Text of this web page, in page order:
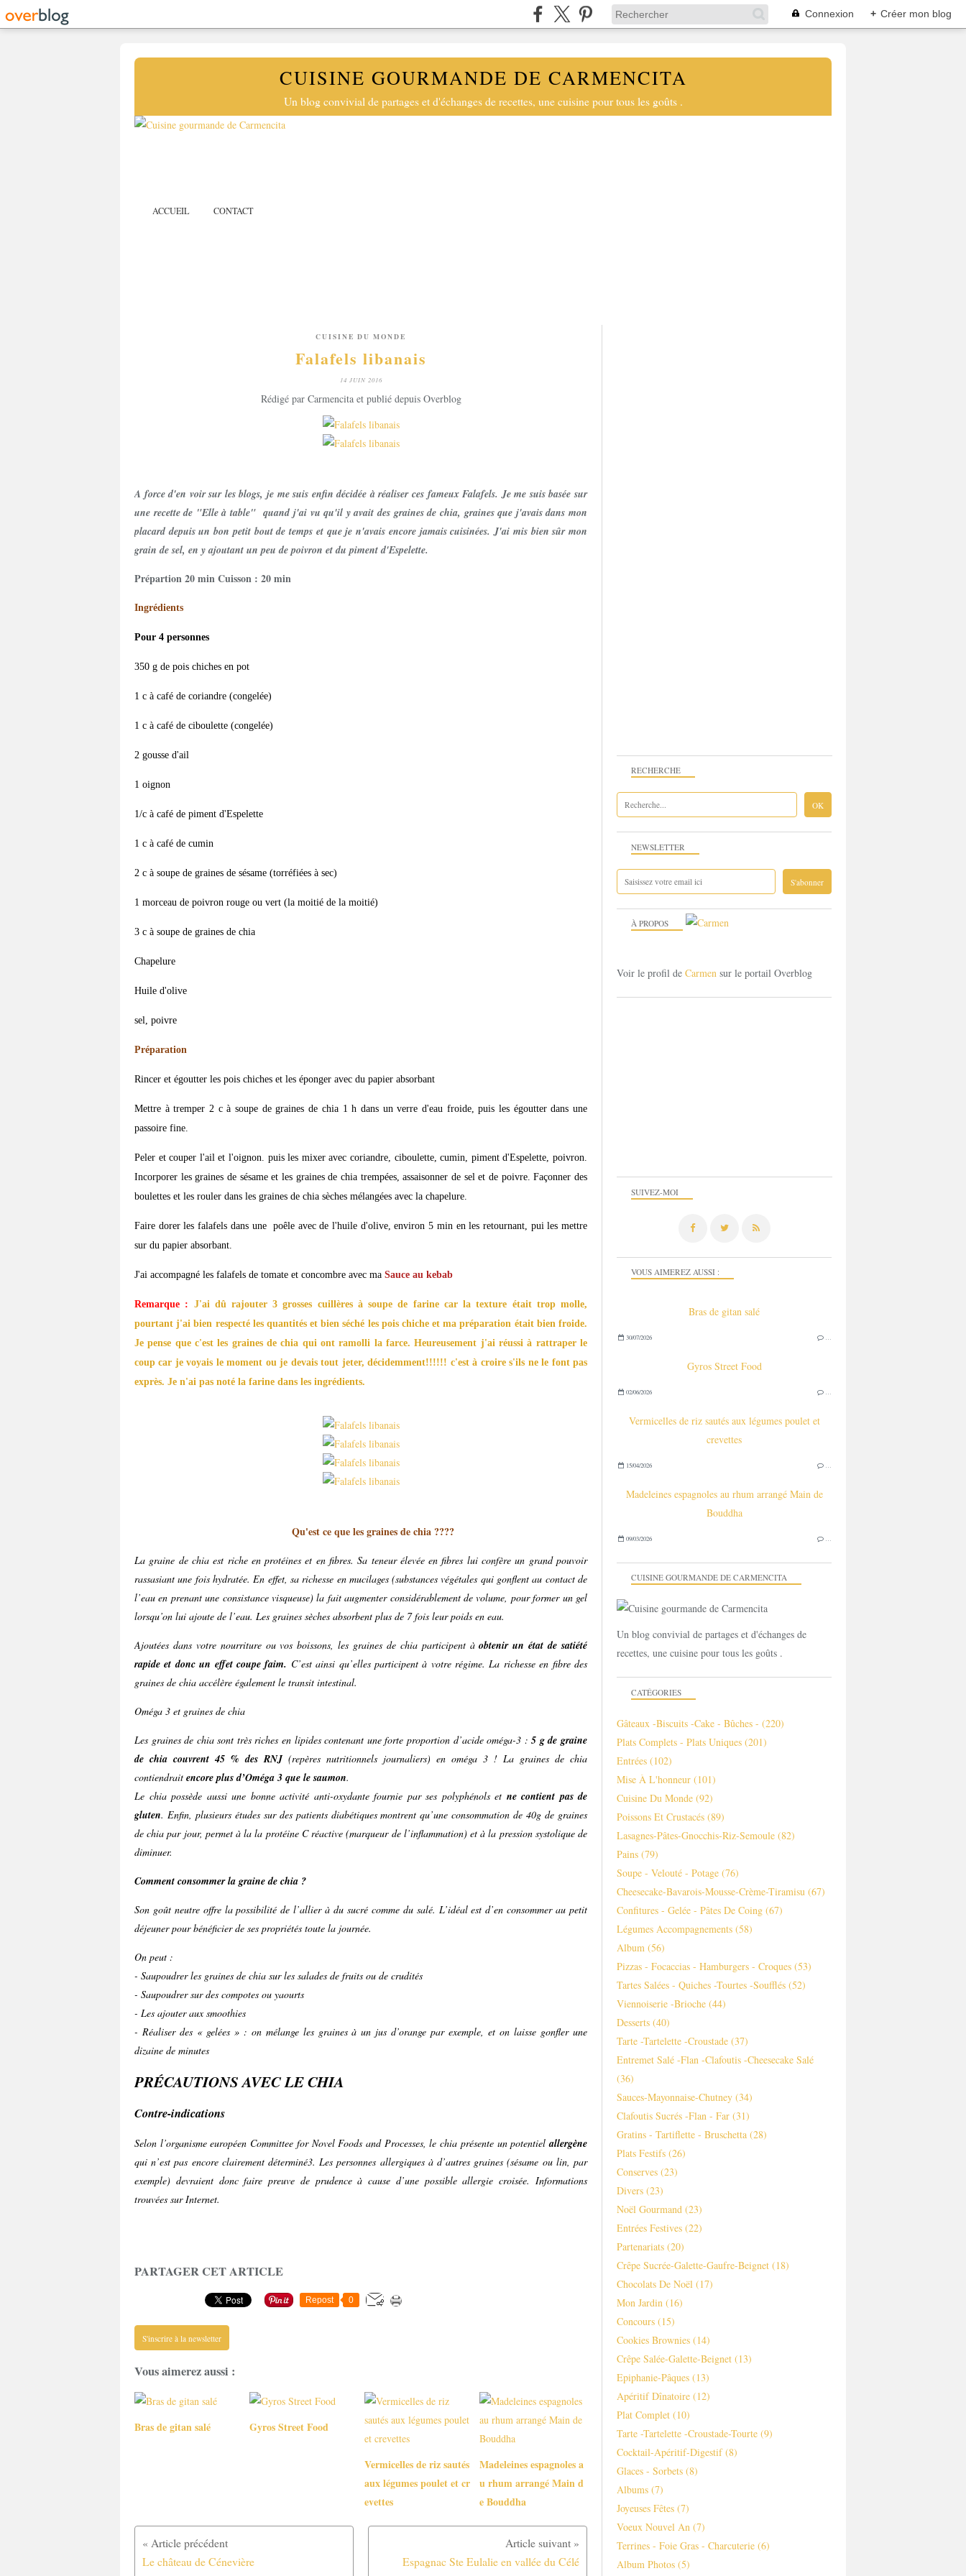
Connexion + Créer mon blog
CUISINE GOURMANDE DE CARMENCITA
Un blog convivial de partages et d'échanges de recettes, une cuisine pour tous les goûts .
ACCUEIL CONTACT
CUISINE DU MONDE
Falafels libanais
14 JUIN 2016
Rédigé par Carmencita et publié depuis Overblog
A force d'en voir sur les blogs, je me suis enfin décidée à réaliser ces fameux Falafels. Je me suis basée sur
une recette de "Elle à table" quand j'ai vu qu'il y avait des graines de chia, graines que j'avais dans mon
placard depuis un bon petit bout de temps et que je n'avais encore jamais cuisinées. J'ai mis bien sûr mon
grain de sel, en y ajoutant un peu de poivron et du piment d'Espelette.
Prépartion 20 min Cuisson : 20 min
Ingrédients
Pour 4 personnes
350 g de pois chiches en pot
1 c à café de coriandre (congelée)
1 c à café de ciboulette (congelée)
2 gousse d'ail
1 oignon
1/c à café de piment d'Espelette
1 c à café de cumin
2 c à soupe de graines de sésame (torréfiées à sec)
1 morceau de poivron rouge ou vert (la moitié de la moitié)
3 c à soupe de graines de chia
Chapelure
Huile d'olive
sel, poivre
Préparation
Rincer et égoutter les pois chiches et les éponger avec du papier absorbant
Mettre à tremper 2 c à soupe de graines de chia 1 h dans un verre d'eau froide, puis les égoutter dans une
passoire fine.
Peler et couper l'ail et l'oignon. puis les mixer avec coriandre, ciboulette, cumin, piment d'Espelette, poivron.
Incorporer les graines de sésame et les graines de chia trempées, assaisonner de sel et de poivre. Façonner des
boulettes et les rouler dans les graines de chia sèches mélangées avec la chapelure.
Faire dorer les falafels dans une poêle avec de l'huile d'olive, environ 5 min en les retournant, pui les mettre
sur du papier absorbant.
J'ai accompagné les falafels de tomate et concombre avec ma Sauce au kebab
Remarque : J'ai dû rajouter 3 grosses cuillères à soupe de farine car la texture était trop molle,
pourtant j'ai bien respecté les quantités et bien séché les pois chiche et ma préparation était bien froide.
Je pense que c'est les graines de chia qui ont ramolli la farce. Heureusement j'ai réussi à rattraper le
coup car je voyais le moment ou je devais tout jeter, décidemment!!!!!! c'est à croire s'ils ne le font pas
exprès. Je n'ai pas noté la farine dans les ingrédients.
Qu'est ce que les graines de chia ????
La graine de chia est riche en protéines et en fibres. Sa teneur élevée en fibres lui confère un grand pouvoir
rassasiant une fois hydratée. En effet, sa richesse en mucilages (substances végétales qui gonflent au contact de
l’eau en prenant une consistance visqueuse) la fait augmenter considérablement de volume, pour former un gel
lorsqu’on lui ajoute de l’eau. Les graines sèches absorbent plus de 7 fois leur poids en eau.
Ajoutées dans votre nourriture ou vos boissons, les graines de chia participent àobtenir un état de satiété
rapide et donc un effet coupe faim. C’est ainsi qu’elles participent à votre régime. La richesse en fibre des
graines de chia accélère également le transit intestinal.
Oméga 3 et graines de chia
Les graines de chia sont très riches en lipides contenant une forte proportion d’acide oméga-3 :5 g de graine
de chia couvrent 45 % des RNJ(repères nutritionnels journaliers) en oméga 3 ! La graines de chia
contiendrait encore plus d’Oméga 3 que le saumon.
Le chia possède aussi une bonne activité anti-oxydante fournie par ses polyphénols et ne contient pas de
gluten. Enfin, plusieurs études sur des patients diabétiques montrent qu’une consommation de 40g de graines
de chia par jour, permet à la la protéine C réactive (marqueur de l’inflammation) et à la pression systolique de
diminuer.
Comment consommer la graine de chia ?
Son goût neutre offre la possibilité de l’allier à du sucré comme du salé. L’idéal est d’en consommer au petit
déjeuner pour bénéficier de ses propriétés toute la journée.
On peut :
- Saupoudrer les graines de chia sur les salades de fruits ou de crudités
- Saupoudrer sur des compotes ou yaourts
- Les ajouter aux smoothies
- Réaliser des « gelées » : on mélange les graines à un jus d’orange par exemple, et on laisse gonfler une
dizaine de minutes
PRÉCAUTIONS AVEC LE CHIA
Contre-indications
Selon l’organisme européen Committee for Novel Foods and Processes, le chia présente un potentielallergène
qui n’est pas encore clairement déterminé3. Les personnes allergiques à d’autres graines (sésame ou lin, par
exemple) devraient donc faire preuve de prudence à cause d’une possible allergie croisée. Informations
trouvées sur Internet.
PARTAGER CET ARTICLE
Repost 0
S'inscrire à la newsletter
Vous aimerez aussi :
Bras de gitan salé Gyros Street Food
Vermicelles de riz sautés
aux légumes poulet et cr
evettes
Madeleines espagnoles a
u rhum arrangé Main d
e Bouddha
Le château de Cénevière Espagnac Ste Eulalie en vallée du Célé
NEWSLETTER
SUIVEZ-MOI
RECHERCHE
CUISINE GOURMANDE DE CARMENCITA
Un blog convivial de partages et d'échanges de
recettes, une cuisine pour tous les goûts .
À PROPOS
Voir le profil de Carmen sur le portail Overblog
VOUS AIMEREZ AUSSI :
Bras de gitan salé
30/07/2026
Gyros Street Food
02/06/2026
Vermicelles de riz sautés aux légumes poulet et
crevettes
15/04/2026
Madeleines espagnoles au rhum arrangé Main de
Bouddha
09/03/2026
CATÉGORIES
Gâteaux -biscuits -cake - Bûches - (220)
Plats Complets - Plats Uniques (201)
Entrées (102)
Mise À L'honneur (101)
Cuisine Du Monde (92)
Poissons Et Crustacés (89)
Lasagnes-Pâtes-Gnocchis-Riz-Semoule (82)
Pains (79)
Soupe - Velouté - Potage (76)
Cheesecake-Bavarois-Mousse-Crème-Tiramisu (67)
Confitures - Gelée - Pâtes De Coing (67)
Légumes Accompagnements (58)
Album (56)
Pizzas - Focaccias - Hamburgers - Croques (53)
Tartes Salées - Quiches -tourtes -soufflés (52)
Viennoiserie -brioche (44)
Desserts (40)
Tarte -tartelette -croustade (37)
Entremet Salé -flan -clafoutis -cheesecake Salé
(36)
Sauces-Mayonnaise-Chutney (34)
Clafoutis Sucrés -flan - Far (31)
Gratins - Tartiflette - Bruschetta (28)
Plats Festifs (26)
Conserves (23)
Divers (23)
Noël Gourmand (23)
Entrées Festives (22)
Partenariats (20)
Crêpe Sucrée-Galette-Gaufre-Beignet (18)
Chocolats De Noël (17)
Mon Jardin (16)
Concours (15)
Cookies Brownies (14)
Crêpe Salée-Galette-Beignet (13)
Epiphanie-Pâques (13)
Apéritif Dînatoire (12)
Plat Complet (10)
Tarte -tartelette -croustade-Tourte (9)
Cocktail-Apéritif-Digestif(8)
Glaces - Sorbets (8)
Albums (7)
Joyeuses Fêtes (7)
Voeux Nouvel An (7)
Terrines - Foie Gras - Charcuterie (6)
Album Photos (5)